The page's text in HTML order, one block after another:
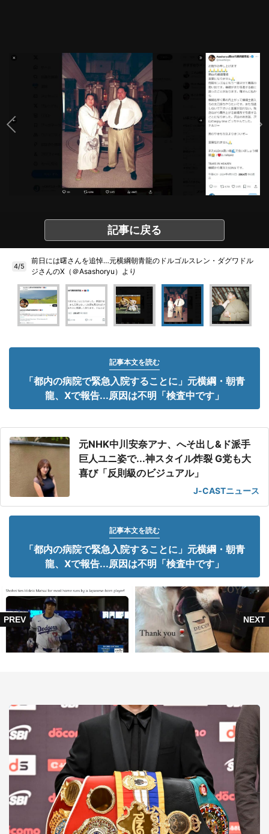
記事に戻る
4/5
前日には曙さんを追悼…元横綱朝青龍のドルゴルスレン・ダグワドル
ジさんのX（＠Asashoryu）より
記事本文を読む
「都内の病院で緊急入院することに」元横綱・朝青
龍、Xで報告...原因は不明「検査中です」
元NHK中川安奈アナ、へそ出し&ド派手
巨人ユニ姿で...神スタイル炸裂 G党も大
喜び「反則級のビジュアル」
J-CASTニュース
記事本文を読む
「都内の病院で緊急入院することに」元横綱・朝青
龍、Xで報告...原因は不明「検査中です」